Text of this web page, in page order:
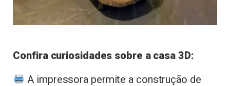
Confira curiosidades sobre a casa 3D:
A impressora permite a construção de